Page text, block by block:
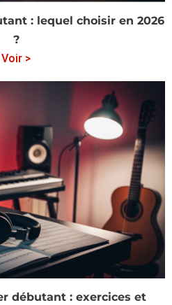
: lequel choisir en 2026
?
Voir >
débutant : exercices et